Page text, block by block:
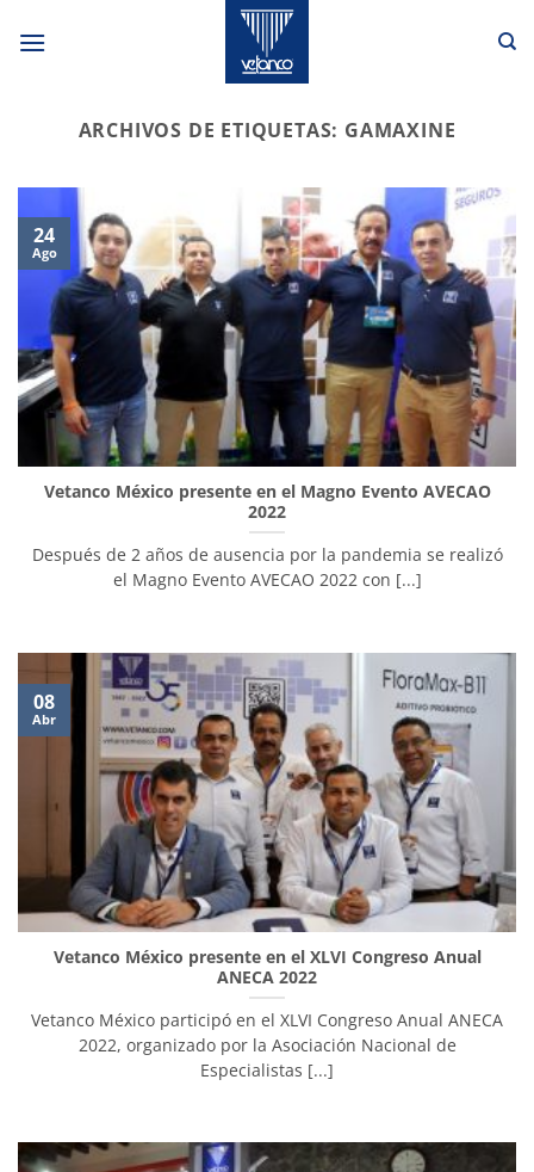
ARCHIVOS DE ETIQUETAS: GAMAXINE
Vetanco México presente en el Magno Evento AVECAO
2022
Después de 2 años de ausencia por la pandemia se realizó
el Magno Evento AVECAO 2022 con [...]
24
Ago
Vetanco México presente en el XLVI Congreso Anual
ANECA 2022
Vetanco México participó en el XLVI Congreso Anual ANECA
2022, organizado por la Asociación Nacional de
Especialistas [...]
08
Abr